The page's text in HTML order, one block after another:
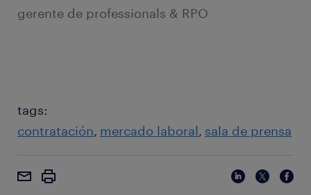
gerente de professionals & RPO
tags:
contratación mercado laboral sala de prensa